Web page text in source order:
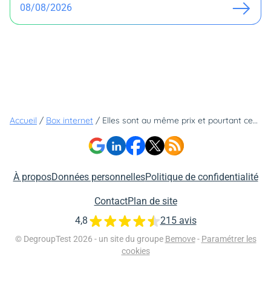
08/08/2026
Accueil / Box internet / Elles sont au même prix et pourtant ces Freebox sont très différentes !
À proposDonnées personnellesPolitique de confidentialité
ContactPlan de site
© DegroupTest 2026 - un site du groupe Bemove - Paramétrer les
cookies
4,8 215 avis